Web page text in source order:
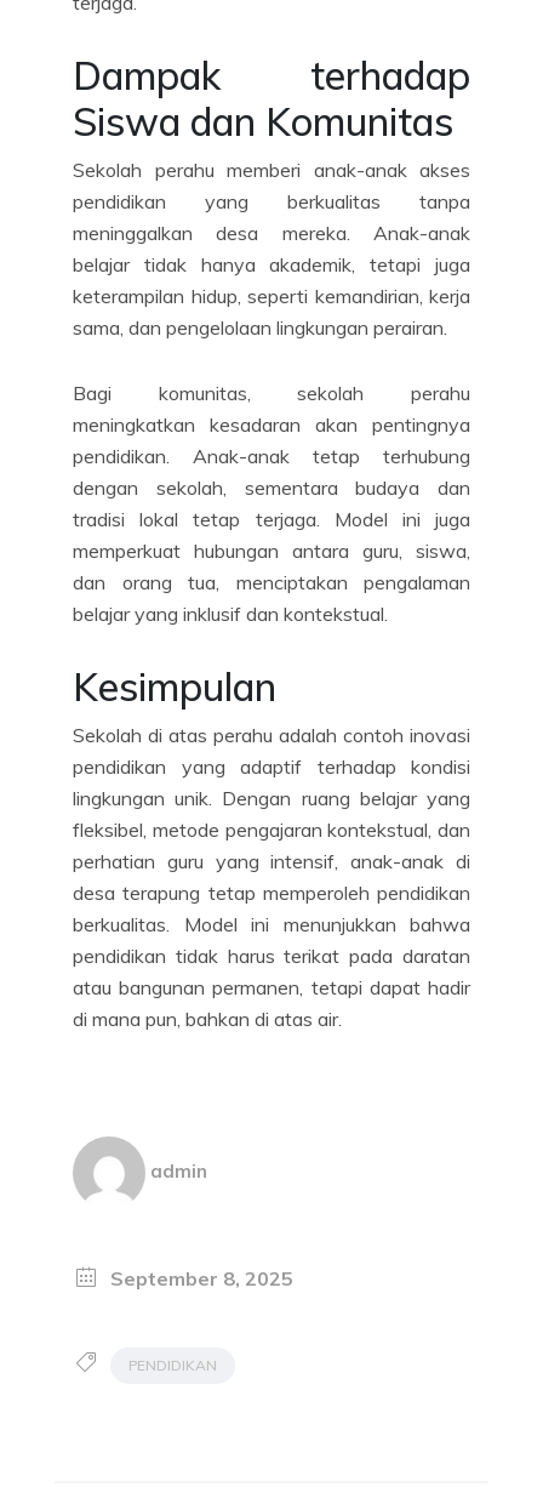
Dampak terhadap
Siswa dan Komunitas
Sekolah perahu memberi anak-anak akses
pendidikan yang berkualitas tanpa
meninggalkan desa mereka. Anak-anak
belajar tidak hanya akademik, tetapi juga
keterampilan hidup, seperti kemandirian, kerja
sama, dan pengelolaan lingkungan perairan.
Bagi komunitas, sekolah perahu
meningkatkan kesadaran akan pentingnya
pendidikan. Anak-anak tetap terhubung
dengan sekolah, sementara budaya dan
tradisi lokal tetap terjaga. Model ini juga
memperkuat hubungan antara guru, siswa,
dan orang tua, menciptakan pengalaman
belajar yang inklusif dan kontekstual.
Kesimpulan
Sekolah di atas perahu adalah contoh inovasi
pendidikan yang adaptif terhadap kondisi
lingkungan unik. Dengan ruang belajar yang
fleksibel, metode pengajaran kontekstual, dan
perhatian guru yang intensif, anak-anak di
desa terapung tetap memperoleh pendidikan
berkualitas. Model ini menunjukkan bahwa
pendidikan tidak harus terikat pada daratan
atau bangunan permanen, tetapi dapat hadir
di mana pun, bahkan di atas air.
admin
September 8, 2025
PENDIDIKAN